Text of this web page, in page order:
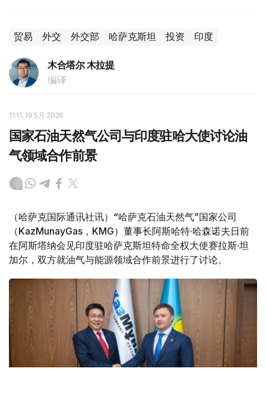
贸易 外交 外交部 哈萨克斯坦 投资 印度
木合塔尔 木拉提
编译
11:11, 19 5月 2026
国家石油天然气公司与印度驻哈大使讨论油
气领域合作前景
（哈萨克国际通讯社讯）“哈萨克石油天然气”国家公司
（KazMunayGas，KMG）董事长阿斯哈特·哈森诺夫日前
在阿斯塔纳会见印度驻哈萨克斯坦特命全权大使赛拉斯·坦
加尔，双方就油气与能源领域合作前景进行了讨论。